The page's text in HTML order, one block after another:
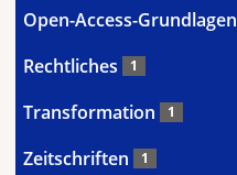
Open-Access-Grundlagen
Rechtliches 1
Transformation 1
Zeitschriften 1